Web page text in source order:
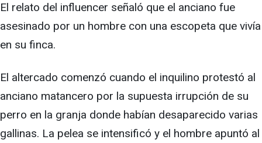
El relato del influencer señaló que el anciano fue
asesinado por un hombre con una escopeta que vivía
en su finca.
El altercado comenzó cuando el inquilino protestó al
anciano matancero por la supuesta irrupción de su
perro en la granja donde habían desaparecido varias
gallinas. La pelea se intensificó y el hombre apuntó al